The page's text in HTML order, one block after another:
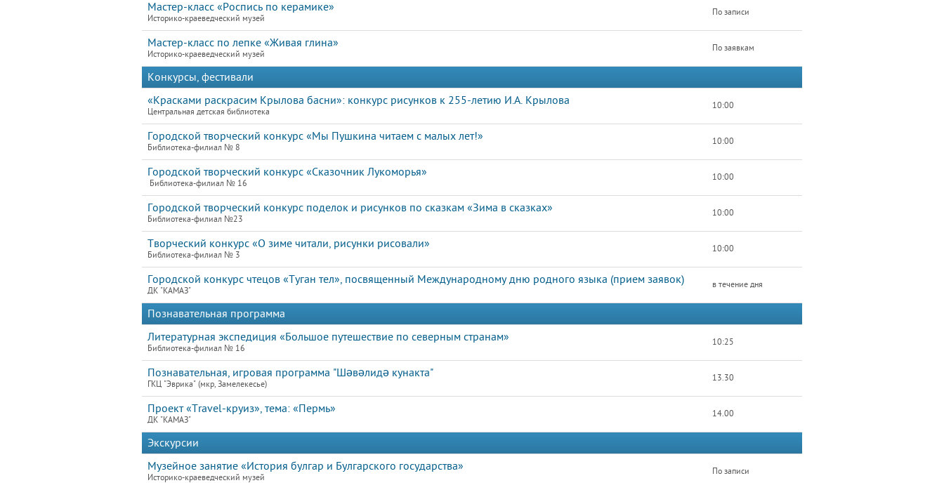
Мастер-класс «Роспись по керамике»
Историко-краеведческий музей
По записи
Мастер-класс по лепке «Живая глина»
Историко-краеведческий музей
По заявкам
Конкурсы, фестивали
«Красками раскрасим Крылова басни»: конкурс рисунков к 255-летию И.А. Крылова
Центральная детская библиотека
10:00
Городской творческий конкурс «Мы Пушкина читаем с малых лет!»
Библиотека-филиал № 8
10:00
Городской творческий конкурс «Сказочник Лукоморья»
Библиотека-филиал № 16
10:00
Городской творческий конкурс поделок и рисунков по сказкам «Зима в сказках»
Библиотека-филиал №23
10:00
Творческий конкурс «О зиме читали, рисунки рисовали»
Библиотека-филиал № 3
10:00
Городской конкурс чтецов «Туган тел», посвященный Международному дню родного языка (прием заявок)
ДК "КАМАЗ"
в течение дня
Познавательная программа
Литературная экспедиция «Большое путешествие по северным странам»
Библиотека-филиал № 16
10:25
Познавательная, игровая программа "Шәвәлидә кунакта"
ГКЦ "Эврика" (мкр, Замелекесье)
13.30
Проект «Travel-круиз», тема: «Пермь»
ДК "КАМАЗ"
14.00
Экскурсии
Музейное занятие «История булгар и Булгарского государства»
Историко-краеведческий музей
По записи